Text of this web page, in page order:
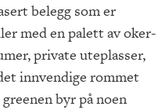
belegg som er
med en palett av oker-
private uteplasser,
innvendige rommet
byr på noen